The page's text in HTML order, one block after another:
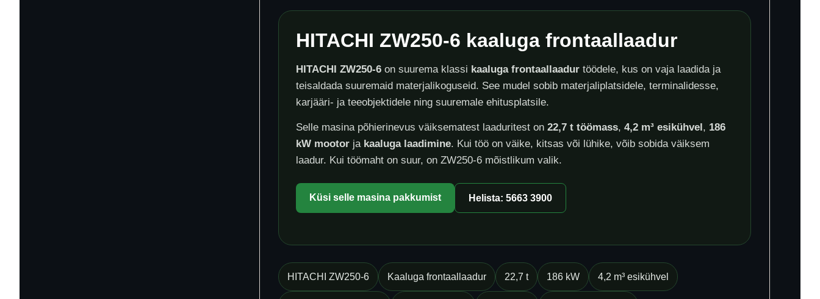
HITACHI ZW250-6 kaaluga frontaallaadur
HITACHI ZW250-6 on suurema klassi kaaluga frontaallaadur töödele, kus on vaja laadida ja
teisaldada suuremaid materjalikoguseid. See mudel sobib materjaliplatsidele, terminalidesse,
karjääri- ja teeobjektidele ning suuremale ehitusplatsile.
Selle masina põhierinevus väiksematest laaduritest on22,7 t töömass,4,2 m³ esikühvel, 186
kW mootor ja kaaluga laadimine. Kui töö on väike, kitsas või lühike, võib sobida väiksem
laadur. Kui töömaht on suur, on ZW250-6 mõistlikum valik.
Küsi selle masina pakkumist Helista: 5663 3900
HITACHI ZW250-6 Kaaluga frontaallaadur 22,7 t 186 kW 4,2 m³ esikühvel